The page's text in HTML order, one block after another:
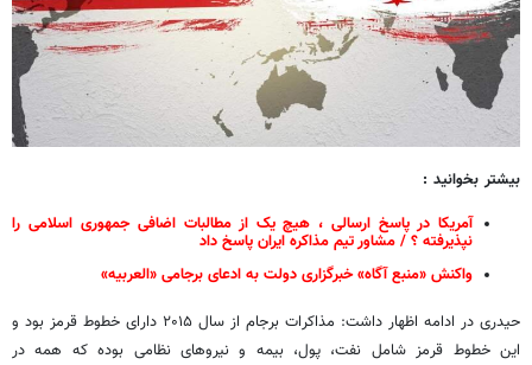
بیشتر بخوانید :
آمریکا در پاسخ ارسالی ، هیچ یک از مطالبات اضافی جمهوری اسلامی را
نپذیرفته ؟ / مشاور تیم مذاکره ایران پاسخ داد
واکنش «منبع آگاه» خبرگزاری دولت به ادعای برجامی «العربیه»
حیدری در ادامه اظهار داشت: مذاکرات برجام از سال ۲۰۱۵ دارای خطوط قرمز بود و
این خطوط قرمز شامل نفت، پول، بیمه و نیروهای نظامی بوده که همه در